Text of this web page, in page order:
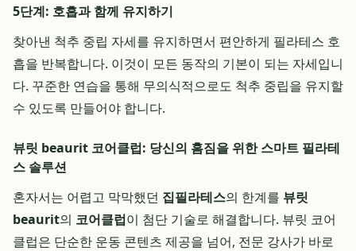
5단계: 호흡과 함께 유지하기
찾아낸 척추 중립 자세를 유지하면서 편안하게 필라테스 호
흡을 반복합니다. 이것이 모든 동작의 기본이 되는 자세입니
다. 꾸준한 연습을 통해 무의식적으로도 척추 중립을 유지할
수 있도록 만들어야 합니다.
뷰릿 beaurit 코어클럽: 당신의 홈짐을 위한 스마트 필라테
스 솔루션
혼자서는 어렵고 막막했던 집필라테스의 한계를 뷰릿
beaurit의 코어클럽이 첨단 기술로 해결합니다. 뷰릿 코어
클럽은 단순한 운동 콘텐츠 제공을 넘어, 전문 강사가 바로